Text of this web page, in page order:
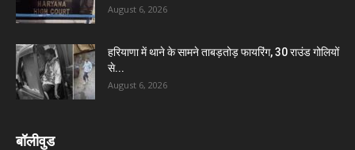
August 6, 2026
हरियाणा में थाने के सामने ताबड़तोड़ फायरिंग, 30 राउंड गोलियों
से...
August 6, 2026
बॉलीवुड